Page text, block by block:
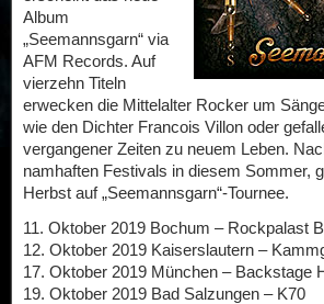
Album
„Seemannsgarn“ via
AFM Records. Auf
vierzehn Titeln
erwecken die Mittelalter Rocker um
wie den Dichter Francois Villon oder
vergangener Zeiten zu neuem Leben.
namhaften Festivals in diesem Sommer,
Herbst auf „Seemannsgarn“-Tournee.
11. Oktober 2019 Bochum – Rockpalast
12. Oktober 2019 Kaiserslautern –
17. Oktober 2019 München – Backstage
19. Oktober 2019 Bad Salzungen – K70